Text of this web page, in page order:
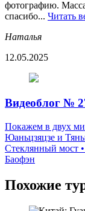
фотографию.
спасибо... Читать
Наталья
12.05.2025
Видеоблог №
Покажем в двух
Юаньцзяцзе и
Стеклянный мост
Баофэн
Похожие